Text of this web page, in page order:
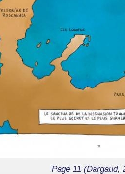
Page 11 (Dargaud,